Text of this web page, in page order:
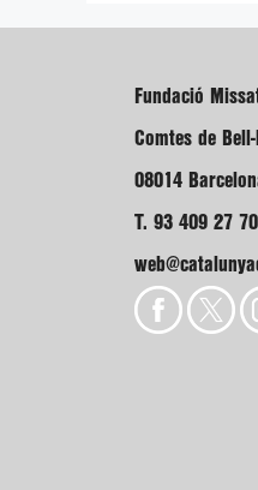
Fundació
Comtes de
08014
T. 93 409 27